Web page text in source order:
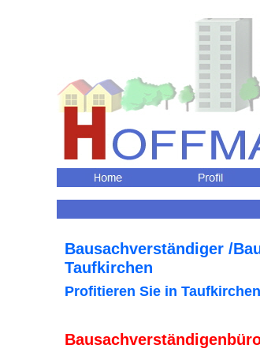
Bausachverständiger /
Taufkirchen
Profitieren Sie in Taufkirchen